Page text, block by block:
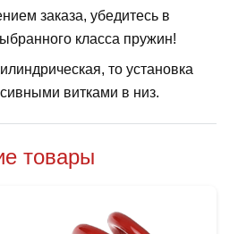
заказа, убедитесь в
класса пружин!
то установка
витками в низ.
товары